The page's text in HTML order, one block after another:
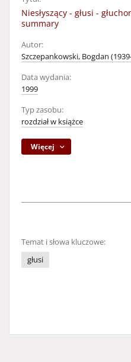
Niesłyszący - głusi -
summary
Autor:
Szczepankowski, Bogdan
Data wydania:
1999
Typ zasobu:
rozdział w książce
Więcej
Temat i słowa kluczowe:
głusi